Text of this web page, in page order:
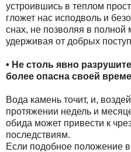
устроившись в теплом
гложет нас исподволь и
снах, не позволяя в полной
удерживая от добрых
• Не столь явно
более опасна своей
Вода камень точит, и,
протяжении недель и
обида может привести к
последствиям.
Если подобное положение